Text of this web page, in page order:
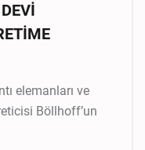
elemanları ve
Böllhoff’un